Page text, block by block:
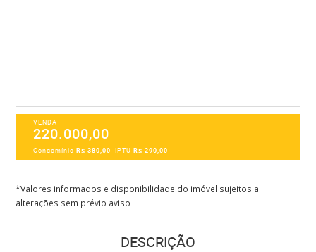
VENDA
220.000,00
CondomínioR$ 380,00 IPTUR$ 290,00
*Valores informados e disponibilidade do imóvel sujeitos a
alterações sem prévio aviso
DESCRIÇÃO